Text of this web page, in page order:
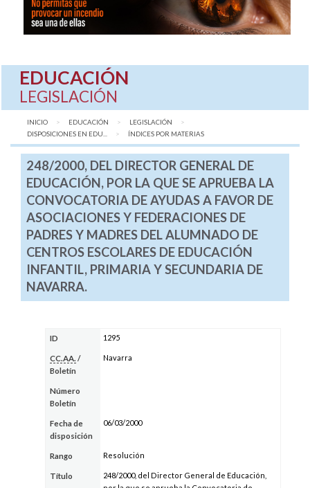
EDUCACIÓN
LEGISLACIÓN
INICIO EDUCACIÓN
LEGISLACIÓN
DISPOSICIONES EN EDU...
AQUÍ:
ÍNDICES POR MATERIAS
248/2000, DEL DIRECTOR GENERAL DE
EDUCACIÓN, POR LA QUE SE APRUEBA LA
CONVOCATORIA DE AYUDAS A FAVOR DE
ASOCIACIONES Y FEDERACIONES DE
PADRES Y MADRES DEL ALUMNADO DE
CENTROS ESCOLARES DE EDUCACIÓN
INFANTIL, PRIMARIA Y SECUNDARIA DE
NAVARRA.
ID 1295
CC.AA. /
Boletín
Navarra
Número
Boletín
Fecha de
disposición
06/03/2000
Rango Resolución
Título
248/2000, del Director General de Educación,